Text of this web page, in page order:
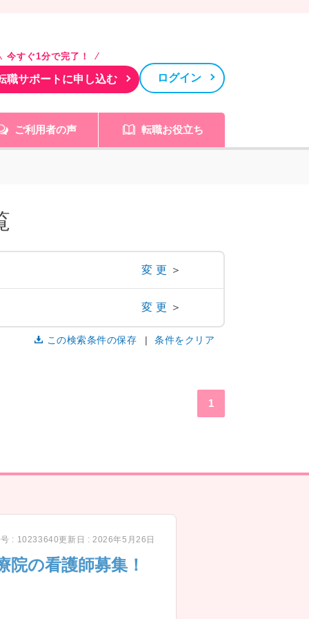
今すぐ1分で完了！
職サポートに申し込む ログイン
ご利用者の声 転職お役立ち
変更 ＞
変更 ＞
この検索条件の保存 条件をクリア
1
号 : 10233640更新日 : 2026年5月26日
の看護師募集！